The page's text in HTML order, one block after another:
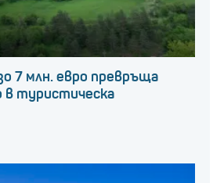
7 млн. евро превръща
в туристическа